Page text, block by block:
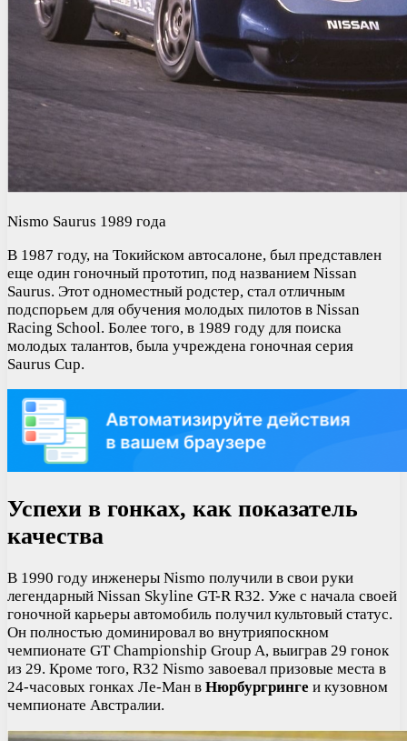
Nismo Saurus 1989 года
В 1987 году, на Токийском автосалоне, был представлен
еще один гоночный прототип, под названием Nissan
Saurus. Этот одноместный родстер, стал отличным
подспорьем для обучения молодых пилотов в Nissan
Racing School. Более того, в 1989 году для поиска
молодых талантов, была учреждена гоночная серия
Saurus Cup.
Успехи в гонках, как показатель
качества
В 1990 году инженеры Nismo получили в свои руки
легендарный Nissan Skyline GT-R R32. Уже с начала своей
гоночной карьеры автомобиль получил культовый статус.
Он полностью доминировал во внутрияпоскном
чемпионате GT Championship Group A, выиграв 29 гонок
из 29. Кроме того, R32 Nismo завоевал призовые места в
24-часовых гонках Ле-Ман в Нюрбургринге и кузовном
чемпионате Австралии.